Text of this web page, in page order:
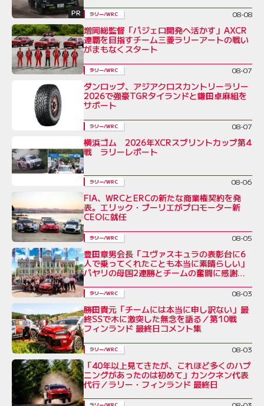
PR ラリー/WRC 08-08
増岡総監督「パジェロ開発へ活かす」AXCR
連覇を目指すチーム三菱ラリーアートの戦い
がまもなくスタート
ラリー/WRC 08-07
ダンロップ、アジアクロスカントリーラリー
2026で強豪TGRタイランドと鎌田卓麻組を
サポート
ラリー/WRC 08-07
横浜ゴム 2026年XCRスプリントカップ第4
戦 ラリーレポート
ラリー/WRC 08-06
FIA、WRCとERCの新たな商業権契約を発
表。エリック・ブーリエがプロモーター新
CEOに就任
ラリー/WRC 08-05
豊田章男会長「ユヴァスキュラの表彰台に6
人で乗ってくれたことも本当に素晴らしい」
パヤリの母国2連勝とチームの奮闘に感謝を
ラリー/WRC 08-03
勝田貴元「チームには本当に申し訳ない」最
終SSで木に激突した無念を語る／第10戦
フィンランド 最終日コメント集
ラリー/WRC 08-03
「40年以上見てきたが、これほど多くのハプ
ニングがあったのは初めて」カンクネン代表
代行／ラリー・フィンランド 最終日